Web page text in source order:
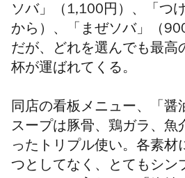
ソバ」（1,100円）、「つ
から）、「まぜソバ」（
だが、どれを選んでも最高
杯が運ばれてくる。
同店の看板メニュー、「醤
スープは豚骨、鶏ガラ、魚
ったトリプル使い。各素材
つとしてなく、とてもシン